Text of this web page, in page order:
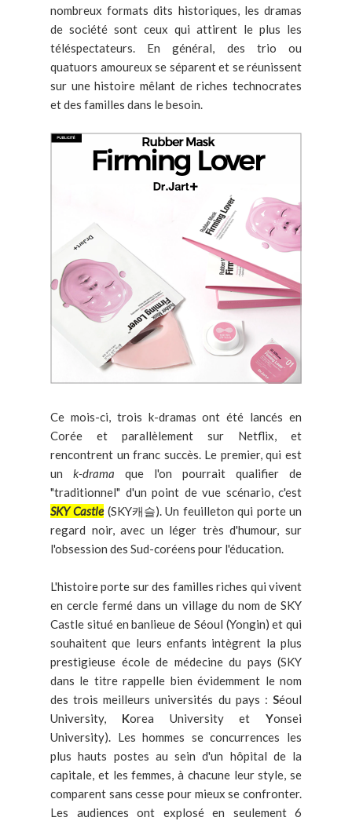
nombreux formats dits historiques, les dramas
de société sont ceux qui attirent le plus les
téléspectateurs. En général, des trio ou
quatuors amoureux se séparent et se réunissent
sur une histoire mêlant de riches technocrates
et des familles dans le besoin.
Ce mois-ci, trois k-dramas ont été lancés en
Corée et parallèlement sur Netflix, et
rencontrent un franc succès. Le premier, qui est
un k-drama que l'on pourrait qualifier de
"traditionnel" d'un point de vue scénario, c'est
SKY Castle(SKY캐슬). Un feuilleton qui porte un
regard noir, avec un léger très d'humour, sur
l'obsession des Sud-coréens pour l'éducation.
L'histoire porte sur des familles riches qui vivent
en cercle fermé dans un village du nom de SKY
Castle situé en banlieue de Séoul (Yongin) et qui
souhaitent que leurs enfants intègrent la plus
prestigieuse école de médecine du pays (SKY
dans le titre rappelle bien évidemment le nom
des trois meilleurs universités du pays : Séoul
University, Korea University et Yonsei
University). Les hommes se concurrences les
plus hauts postes au sein d'un hôpital de la
capitale, et les femmes, à chacune leur style, se
comparent sans cesse pour mieux se confronter.
Les audiences ont explosé en seulement 6